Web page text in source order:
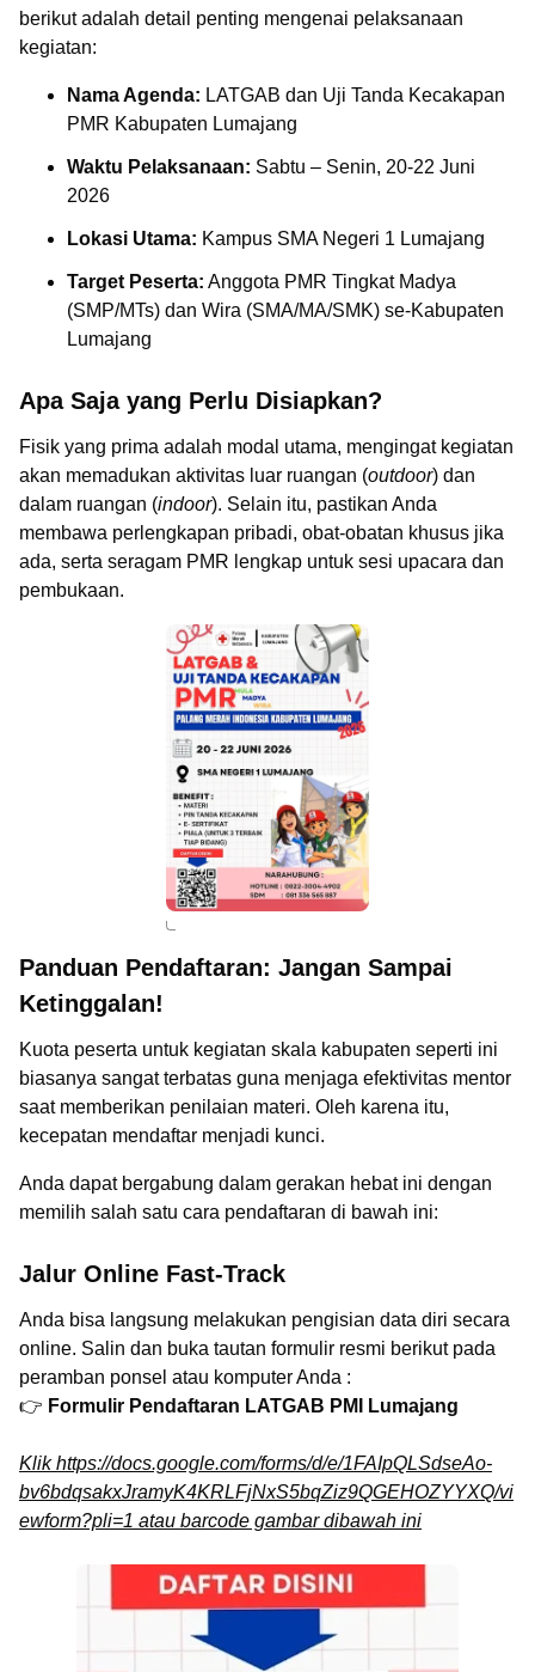
berikut adalah detail penting mengenai pelaksanaan
kegiatan:
Nama Agenda: LATGAB dan Uji Tanda Kecakapan
PMR Kabupaten Lumajang
Waktu Pelaksanaan: Sabtu – Senin, 20-22 Juni
2026
Lokasi Utama: Kampus SMA Negeri 1 Lumajang
Target Peserta: Anggota PMR Tingkat Madya
(SMP/MTs) dan Wira (SMA/MA/SMK) se-Kabupaten
Lumajang
Apa Saja yang Perlu Disiapkan?
Fisik yang prima adalah modal utama, mengingat kegiatan
akan memadukan aktivitas luar ruangan (outdoor) dan
dalam ruangan (indoor). Selain itu, pastikan Anda
membawa perlengkapan pribadi, obat-obatan khusus jika
ada, serta seragam PMR lengkap untuk sesi upacara dan
pembukaan.
Panduan Pendaftaran: Jangan Sampai
Ketinggalan!
Kuota peserta untuk kegiatan skala kabupaten seperti ini
biasanya sangat terbatas guna menjaga efektivitas mentor
saat memberikan penilaian materi. Oleh karena itu,
kecepatan mendaftar menjadi kunci.
Anda dapat bergabung dalam gerakan hebat ini dengan
memilih salah satu cara pendaftaran di bawah ini:
Jalur Online Fast-Track
Anda bisa langsung melakukan pengisian data diri secara
online. Salin dan buka tautan formulir resmi berikut pada
peramban ponsel atau komputer Anda :
👉 Formulir Pendaftaran LATGAB PMI Lumajang
Klik https://docs.google.com/forms/d/e/1FAIpQLSdseAo-
bv6bdqsakxJramyK4KRLFjNxS5bqZiz9QGEHOZYYXQ/vi
ewform?pli=1 atau barcode gambar dibawah ini